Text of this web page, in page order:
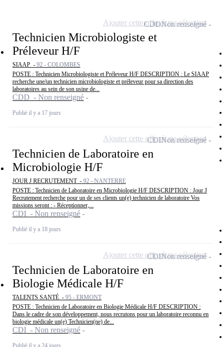
Technicien Microbiologiste et
Préleveur H/F
SIAAP - 92 - COLOMBES
POSTE : Technicien Microbiologiste et Préleveur H/F DESCRIPTION : Le SIAAP
recherche une/un technicien microbiologiste et préleveur pour sa direction des
laboratoires au sein de son usine de...
CDD - Non renseigné
Publié il y a 17 jours
CDDNon renseigné
Ajouter cette offre à ma sélection
Technicien de Laboratoire en
Microbiologie H/F
JOUR J RECRUTEMENT - 92 - NANTERRE
POSTE : Technicien de Laboratoire en Microbiologie H/F DESCRIPTION : Jour J
Recrutement recherche pour un de ses clients un(e) technicien de laboratoire Vos
missions seront : - Réceptionner,...
CDI - Non renseigné
Publié il y a 18 jours
CDINon renseigné
Ajouter cette offre à ma sélection
Technicien de Laboratoire en
Biologie Médicale H/F
TALENTS SANTÉ - 95 - ERMONT
POSTE : Technicien de Laboratoire en Biologie Médicale H/F DESCRIPTION :
Dans le cadre de son développement, nous recrutons pour un laboratoire reconnu en
biologie médicale un(e) Technicien(ne) de...
CDI - Non renseigné
CDINon renseigné
Ajouter cette offre à ma sélection